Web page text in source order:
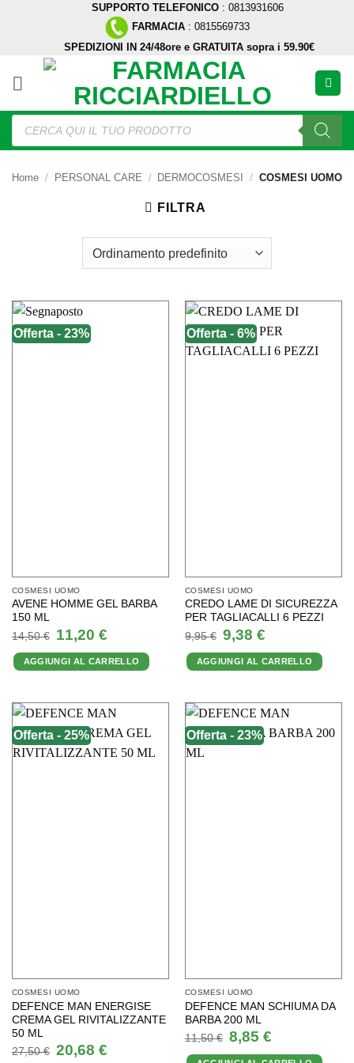
SUPPORTO TELEFONICO : 0813931606
FARMACIA : 0815569733
SPEDIZIONI IN 24/48ore e GRATUITA sopra i 59.90€
Ricerca
prodotti
Home / PERSONAL CARE / DERMOCOSMESI / COSMESI UOMO
FILTRA
Offerta - 23%
COSMESI UOMO
AVENE HOMME GEL BARBA
150 ML
14,50€
Il
prezzo
originale
era:
14,50 €.
11,20 €Il
prezzo
attuale
è:
11,20 €.
AGGIUNGI AL CARRELLO
Offerta - 6%
COSMESI UOMO
CREDO LAME DI SICUREZZA
PER TAGLIACALLI 6 PEZZI
9,95€ Il
prezzo
originale
era:
9,95 €.
9,38 €Il
prezzo
attuale
è:
9,38 €.
AGGIUNGI AL CARRELLO
Offerta - 25%
COSMESI UOMO
DEFENCE MAN ENERGISE
CREMA GEL RIVITALIZZANTE
50 ML
27,50€
Il
prezzo
20,68 €Il
prezzo
Offerta - 23%
COSMESI UOMO
DEFENCE MAN SCHIUMA DA
BARBA 200 ML
11,50€
Il
prezzo
originale
8,85 €Il
prezzo
attuale